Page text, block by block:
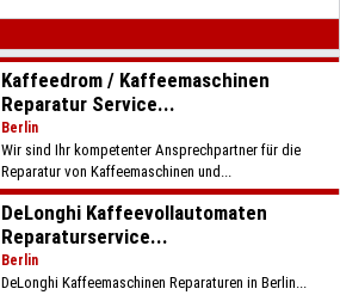
Kaffeedrom / Kaffeemaschinen
Reparatur Service...
Berlin
Wir sind Ihr kompetenter Ansprechpartner für die
Reparatur von Kaffeemaschinen und...
DeLonghi Kaffeevollautomaten
Reparaturservice...
Berlin
DeLonghi Kaffeemaschinen Reparaturen in Berlin...